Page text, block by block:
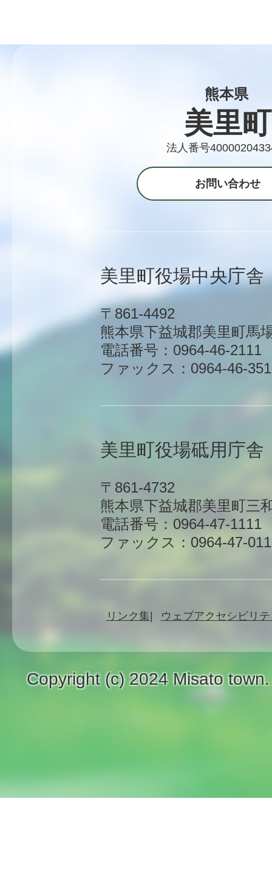
熊本県
美里町
法人番号
お問い合わせ
美里町役場中央庁舎
〒861-4492
熊本県下益城郡美里町馬
電話番号：0964-46-2111
ファックス：0964-46-
美里町役場砥用庁舎
〒861-4732
熊本県下益城郡美里町三
電話番号：0964-47-1111
ファックス：0964-47-
リンク集 ウェブアクセシビリ
Copyright (c) 2024 Misato